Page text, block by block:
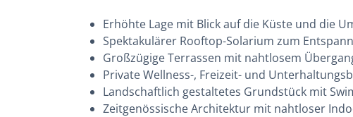
Erhöhte Lage mit Blick auf die Küste und die
Spektakulärer Rooftop-Solarium zum
Großzügige Terrassen mit nahtlosem
Private Wellness-, Freizeit- und
Landschaftlich gestaltetes Grundstück mit
Zeitgenössische Architektur mit nahtloser